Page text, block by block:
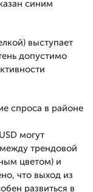
синим
выступает
допустимо
спроса в районе
могут
трендовой
цветом) и
что выход из
развиться в